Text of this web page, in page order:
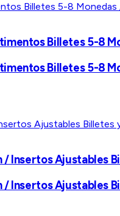
Billetes 5-8
Billetes 5-8
/ Insertos
/ Insertos